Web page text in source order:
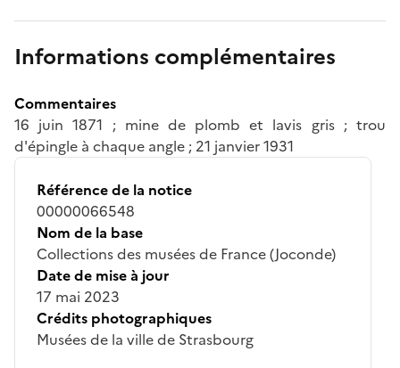
Informations complémentaires
Commentaires
16 juin 1871 ; mine de plomb et lavis gris ; trou
d'épingle à chaque angle ; 21 janvier 1931
Référence de la notice
00000066548
Nom de la base
Collections des musées de France (Joconde)
Date de mise à jour
17 mai 2023
Crédits photographiques
Musées de la ville de Strasbourg